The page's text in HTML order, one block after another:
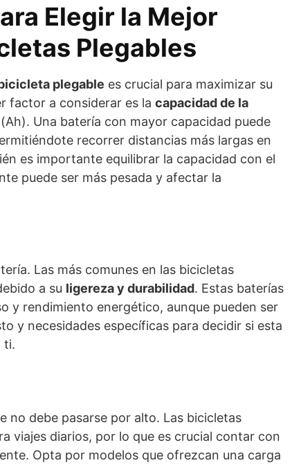
Elegir la Mejor
Plegables
plegable es crucial para maximizar su
factor a considerar es la capacidad de la
Una batería con mayor capacidad puede
recorrer distancias más largas en
es importante equilibrar la capacidad con el
puede ser más pesada y afectar la
Las más comunes en las bicicletas
a su ligereza y durabilidad. Estas baterías
y rendimiento energético, aunque pueden ser
y necesidades específicas para decidir si esta
ti.
no debe pasarse por alto. Las bicicletas
viajes diarios, por lo que es crucial contar con
Opta por modelos que ofrezcan una carga